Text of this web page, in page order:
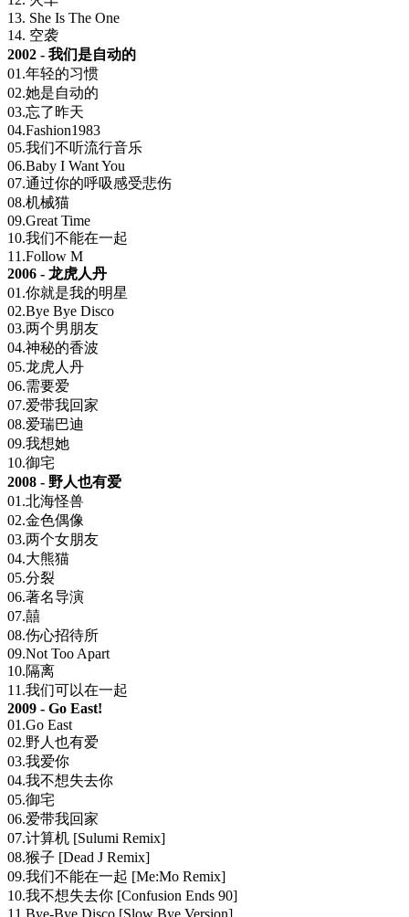
13. She Is The One
14. 空袭
2002 - 我们是自动的
01.年轻的习惯
02.她是自动的
03.忘了昨天
04.Fashion1983
05.我们不听流行音乐
06.Baby I Want You
07.通过你的呼吸感受悲伤
08.机械猫
09.Great Time
10.我们不能在一起
11.Follow M
2006 - 龙虎人丹
01.你就是我的明星
02.Bye Bye Disco
03.两个男朋友
04.神秘的香波
05.龙虎人丹
06.需要爱
07.爱带我回家
08.爱瑞巴迪
09.我想她
10.御宅
2008 - 野人也有爱
01.北海怪兽
02.金色偶像
03.两个女朋友
04.大熊猫
05.分裂
06.著名导演
07.囍
08.伤心招待所
09.Not Too Apart
10.隔离
11.我们可以在一起
2009 - Go East!
01.Go East
02.野人也有爱
03.我爱你
04.我不想失去你
05.御宅
06.爱带我回家
07.计算机 [Sulumi Remix]
08.猴子 [Dead J Remix]
09.我们不能在一起 [Me:Mo Remix]
10.我不想失去你 [Confusion Ends 90]
11.Bye-Bye Disco [Slow Bye Version]